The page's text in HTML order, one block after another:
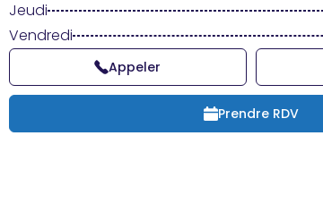
Jeudi
Vendredi
Appeler
Prendre RDV